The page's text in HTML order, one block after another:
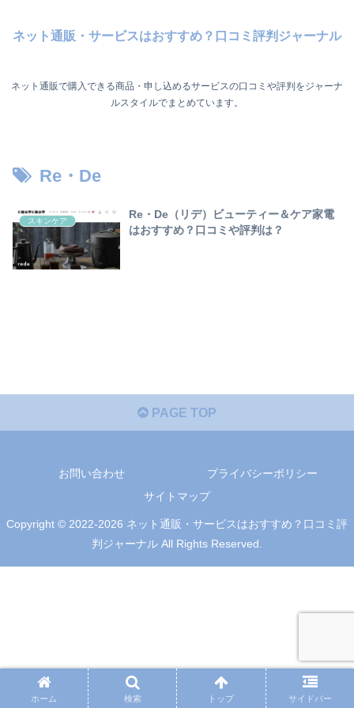
ネット通販・サービスはおすすめ？口コミ評判ジャーナル
ネット通販で購入できる商品・申し込めるサービスの口コミや評判をジャーナ
ルスタイルでまとめています。
Re・De
スキンケア
Re・De（リデ）ビューティー＆ケア家電
はおすすめ？口コミや評判は？
PAGE TOP
お問い合わせ
プライバシーポリシー
サイトマップ
Copyright © 2022-2026 ネット通販・サービスはおすすめ？口コミ評
判ジャーナル All Rights Reserved.
ホーム 検索 トップ サイドバー